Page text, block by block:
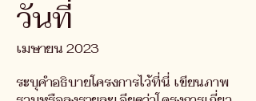
วันที่
เมษายน 2023
ระบุคำอธิบายโครงการไว้ที่นี่ เขียนภาพ